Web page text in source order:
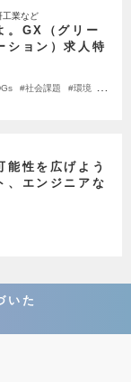
工業など
。GX（グリー
ション）求人特
社会課題
環境
能性を広げよう
、エンジニアな
いた